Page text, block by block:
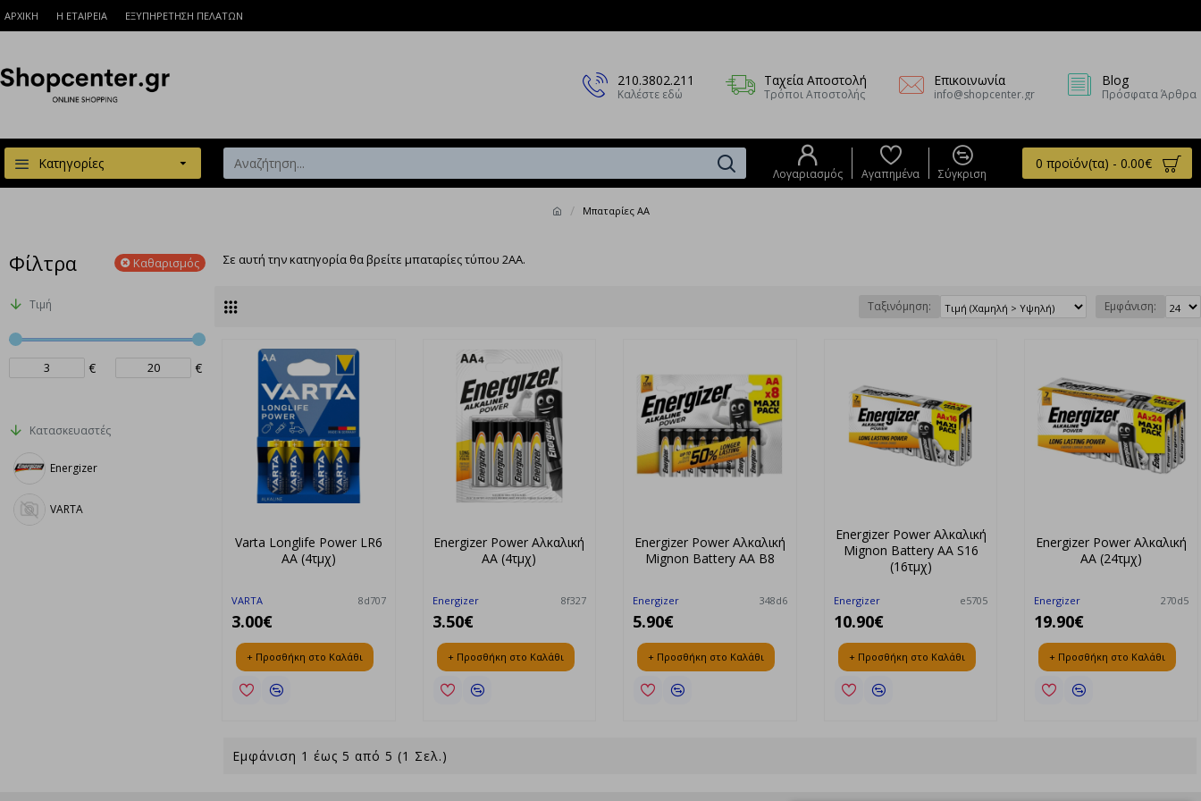
ΑΡΧΙΚΗ Η ΕΤΑΙΡΕΙΑ ΕΞΥΠΗΡΕΤΗΣΗ ΠΕΛΑΤΩΝ
210.3802.211
Καλέστε εδώ
Ταχεία Αποστολή
Τρόποι Αποστολής
Επικοινωνία
info@shopcenter.gr
Blog
Πρόσφατα Άρθρα
Κατηγορίες
Λογαριασμός Αγαπημένα Σύγκριση
0 προϊόν(τα) - 0.00€
Μπαταρίες ΑΑ
Φίλτρα Καθαρισμός
Τιμή
€ €
Κατασκευαστές
Energizer
VARTA
Σε αυτή την κατηγορία θα βρείτε μπαταρίες τύπου 2ΑΑ.
Ταξινόμηση: Εμφάνιση:
VARTA 8d707
Varta Longlife Power LR6
AA (4τμχ)
3.00€
+ Προσθήκη στο Καλάθι
Energizer 8f327
Energizer Power Αλκαλική
AA (4τμχ)
3.50€
+ Προσθήκη στο Καλάθι
Energizer 348d6
Energizer Power Αλκαλική
Mignon Battery AA B8
5.90€
+ Προσθήκη στο Καλάθι
Energizer e5705
Energizer Power Αλκαλική
Mignon Battery AA S16
(16τμχ)
10.90€
+ Προσθήκη στο Καλάθι
Energizer 270d5
Energizer Power Αλκαλική
AA (24τμχ)
19.90€
+ Προσθήκη στο Καλάθι
Εμφάνιση 1 έως 5 από 5 (1 Σελ.)